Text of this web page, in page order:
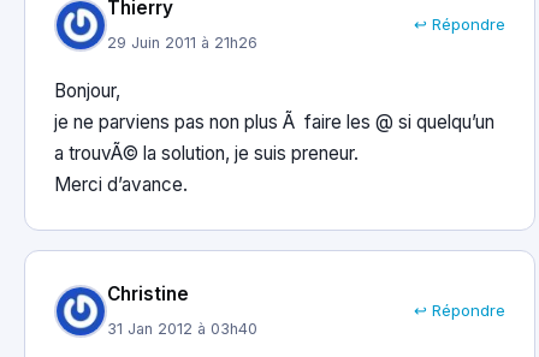
Thierry
29 Juin 2011 à 21h26
↩ Répondre
Bonjour,
je ne parviens pas non plus Ã faire les @ si quelqu’un
a trouvÃ© la solution, je suis preneur.
Merci d’avance.
Christine
31 Jan 2012 à 03h40
↩ Répondre